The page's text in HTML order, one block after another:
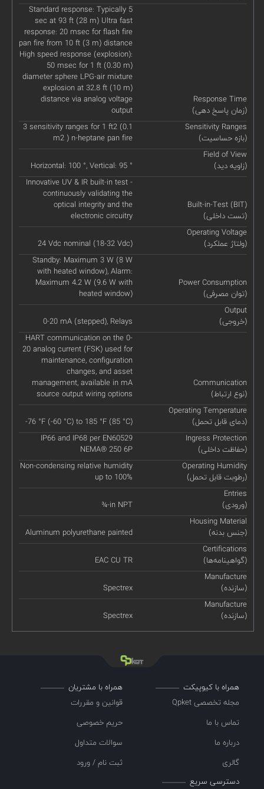
Response Time
(زمان پاسخ دهی)
Standard response: Typically 5
sec at 93 ft (28 m) Ultra fast
response: 20 msec for flash fire
pan fire from 10 ft (3 m) distance
High speed response (explosion):
50 msec for 1 ft (0.30 m)
diameter sphere LPG-air mixture
explosion at 32.8 ft (10 m)
distance via analog voltage
output
Sensitivity Ranges
(بازه حساسیت)
3 sensitivity ranges for 1 ft2 (0.1
m2 ) n-heptane pan fire
Field of View
(زاویه دید)
Horizontal: 100 °, Vertical: 95 °
Built-in-Test (BIT)
(تست داخلی)
Innovative UV & IR built-in test -
continuously validating the
optical integrity and the
electronic circuitry
Operating Voltage
(ولتاژ عملکرد)
24 Vdc nominal (18-32 Vdc)
Power Consumption
(توان مصرفی)
Standby: Maximum 3 W (8 W
with heated window), Alarm:
Maximum 4.2 W (9.6 W with
heated window)
Output
(خروجی)
0-20 mA (stepped), Relays
Communication
(نوع ارتباط)
HART communication on the 0-
20 analog current (FSK) used for
maintenance, configuration
changes, and asset
management, available in mA
source output wiring options
Operating Temperature
(دمای قابل تحمل)
-76 °F (-60 °C) to 185 °F (85 °C)
Ingress Protection
(حفاظت داخلی)
IP66 and IP68 per EN60529
NEMA® 250 6P
Operating Humidity
(رطوبت قابل تحمل)
Non-condensing relative humidity
up to 100%
Entries
(ورودی)
¾-in NPT
Housing Material
(جنس بدنه)
Aluminum polyurethane painted
Certifications
(گواهینامه‌ها)
EAC CU TR
Manufacture
(سازنده)
Spectrex
Manufacture
(سازنده)
Spectrex
همراه با کیوپیکت
مجله تخصصی Qpket
تماس با ما
درباره ما
گالری
همراه با مشتریان
قوانین و مقررات
حریم خصوصی
سوالات متداول
ثبت نام / ورود
دسترسی سریع